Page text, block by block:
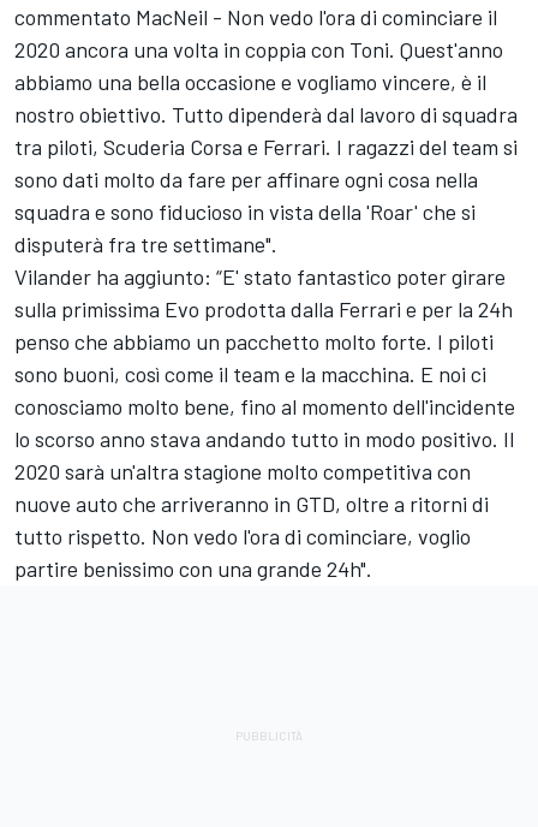
commentato MacNeil - Non vedo l'ora di cominciare il
2020 ancora una volta in coppia con Toni. Quest'anno
abbiamo una bella occasione e vogliamo vincere, è il
nostro obiettivo. Tutto dipenderà dal lavoro di squadra
tra piloti, Scuderia Corsa e Ferrari. I ragazzi del team si
sono dati molto da fare per affinare ogni cosa nella
squadra e sono fiducioso in vista della 'Roar' che si
disputerà fra tre settimane".
Vilander ha aggiunto: “E' stato fantastico poter girare
sulla primissima Evo prodotta dalla Ferrari e per la 24h
penso che abbiamo un pacchetto molto forte. I piloti
sono buoni, così come il team e la macchina. E noi ci
conosciamo molto bene, fino al momento dell'incidente
lo scorso anno stava andando tutto in modo positivo. Il
2020 sarà un'altra stagione molto competitiva con
nuove auto che arriveranno in GTD, oltre a ritorni di
tutto rispetto. Non vedo l'ora di cominciare, voglio
partire benissimo con una grande 24h".